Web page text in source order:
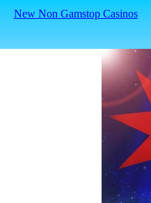
New Non Gamstop Casinos